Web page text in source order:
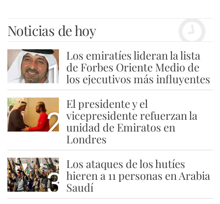
Noticias de hoy
1
Los emiratíes lideran la lista
de Forbes Oriente Medio de
los ejecutivos más influyentes
2
El presidente y el
vicepresidente refuerzan la
unidad de Emiratos en
Londres
3
Los ataques de los hutíes
hieren a 11 personas en Arabia
Saudí